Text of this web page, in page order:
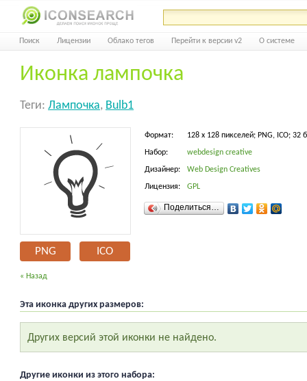
Поиск Лицензии Облако тегов Перейти к версии v2 О системе
Иконка лампочка
Теги: Лампочка, Bulb1
PNG ICO
Формат: 128 x 128 пикселей; PNG, ICO; 32
Набор: webdesign creative
Дизайнер: Web Design Creatives
Лицензия: GPL
Поделиться…
« Назад
Эта иконка других размеров:
Других версий этой иконки не найдено.
Другие иконки из этого набора: